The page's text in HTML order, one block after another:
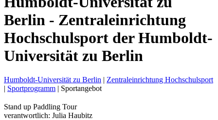
Berlin - Zentraleinrichtung
Hochschulsport der Humboldt-
Universität zu Berlin
Humboldt-Universität zu Berlin | Zentraleinrichtung Hochschulsport
| Sportprogramm | Sportangebot
Stand up Paddling Tour
verantwortlich: Julia Haubitz